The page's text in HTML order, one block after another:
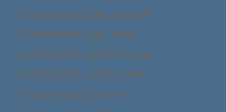
Schönheitschirurgie Lippstadt
Schönheitschirurgie Lünen
Schönheitschirurgie Möhnesee
Schönheitschirurgie Münster
Schönheitschirurgie Soest